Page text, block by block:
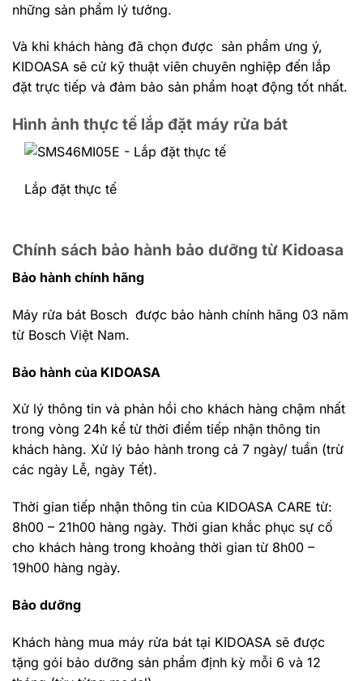
những sản phẩm lý tưởng.
Và khi khách hàng đã chọn được sản phẩm ưng ý,
KIDOASA sẽ cử kỹ thuật viên chuyên nghiệp đến lắp
đặt trực tiếp và đảm bảo sản phẩm hoạt động tốt nhất.
Hình ảnh thực tế lắp đặt máy rửa bát
Lắp đặt thực tế
Chính sách bảo hành bảo dưỡng từ Kidoasa
Bảo hành chính hãng
Máy rửa bát Bosch được bảo hành chính hãng 03 năm
từ Bosch Việt Nam.
Bảo hành của KIDOASA
Xử lý thông tin và phản hồi cho khách hàng chậm nhất
trong vòng 24h kể từ thời điểm tiếp nhận thông tin
khách hàng. Xử lý bảo hành trong cả 7 ngày/ tuần (trừ
các ngày Lễ, ngày Tết).
Thời gian tiếp nhận thông tin của KIDOASA CARE từ:
8h00 – 21h00 hàng ngày. Thời gian khắc phục sự cố
cho khách hàng trong khoảng thời gian từ 8h00 –
19h00 hàng ngày.
Bảo dưỡng
Khách hàng mua máy rửa bát tại KIDOASA sẽ được
tặng gói bảo dưỡng sản phẩm định kỳ mỗi 6 và 12